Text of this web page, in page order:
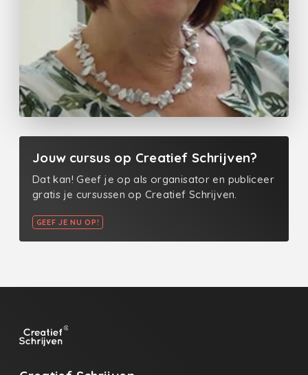
Jouw cursus op Creatief Schrijven?
Dat kan! Geef je op als organisator en publiceer
gratis je cursussen op Creatief Schrijven.
GEEF JE NU OP!